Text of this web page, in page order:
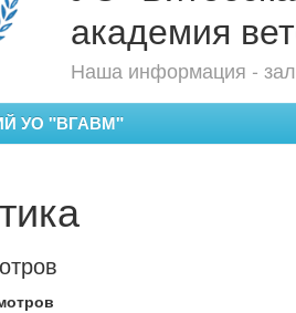
академия
Наша информация -
УО "ВГАВМ"